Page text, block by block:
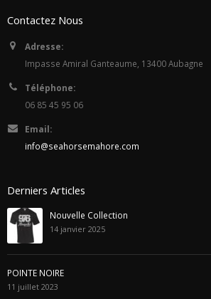
Contactez Nous
Adresse:
Impasse Amiral Ganteaume, 13400 Aubagne
Téléphone:
06 85 45 95 06
Email:
info@seahorsemahore.com
Derniers Articles
Nouvelle Collection
14 janvier 2025
POINTE NOIRE
11 juillet 2023